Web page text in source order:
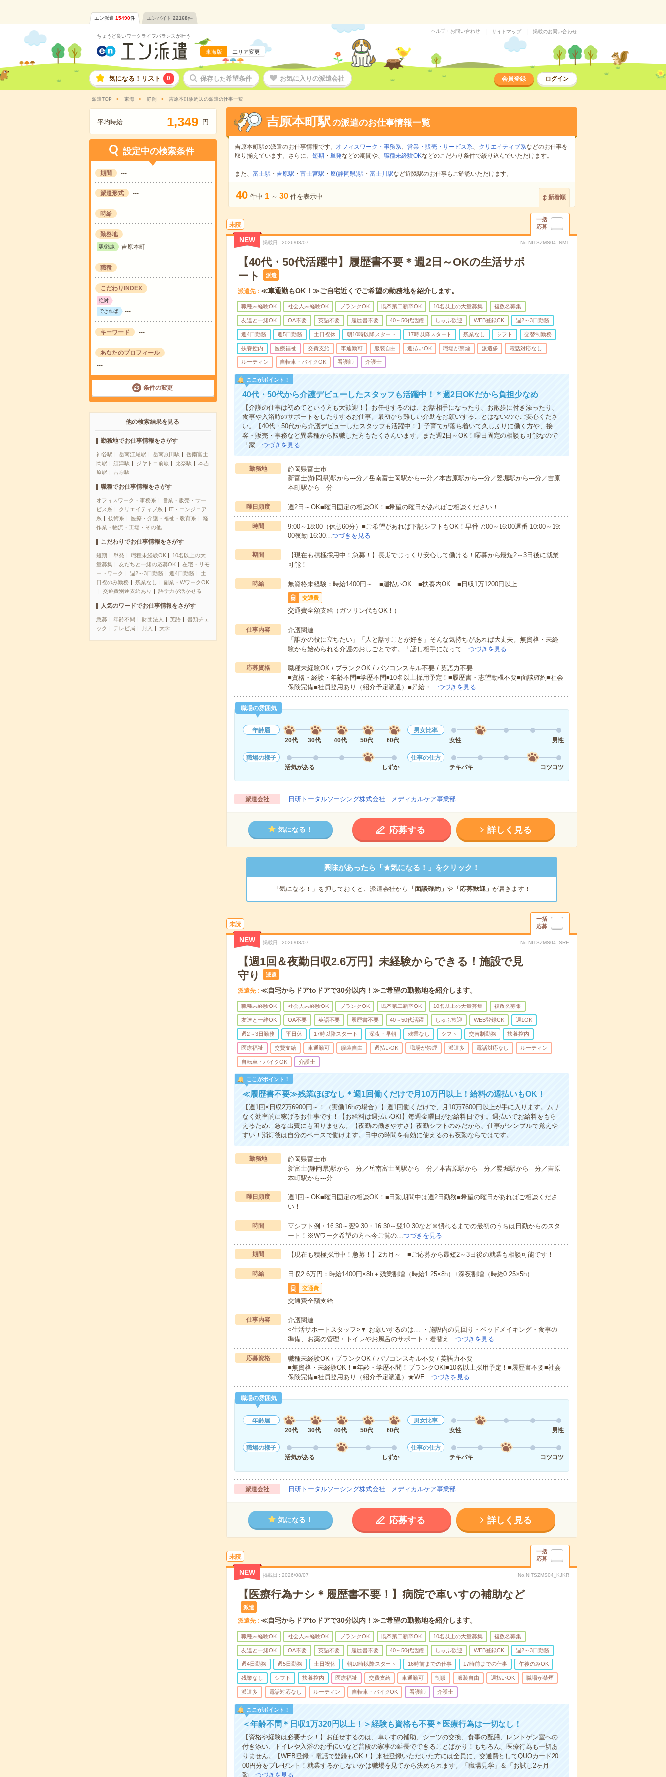
エン派遣 15490件 エンバイト 22168件
ちょうど良いワークライフバランスが叶う
東海版 エリア変更
ヘルプ・お問い合わせ サイトマップ 掲載のお問い合わせ
気になる！リスト 0 保存した希望条件 お気に入りの派遣会社 会員登録 ログイン
派遣TOP 東海 静岡 吉原本町駅周辺の派遣の仕事一覧
平均時給: 1,349 円
設定中の検索条件
期間 ---
派遣形式 ---
時給 ---
勤務地
駅/路線 吉原本町
職種 ---
こだわりINDEX
絶対 ---
できれば ---
キーワード ---
あなたのプロフィール
---
条件の変更
他の検索結果を見る
勤務地でお仕事情報をさがす
神谷駅 岳南江尾駅 岳南原田駅
岳南富士
岡駅
須津駅 ジヤトコ前駅 比奈駅
本吉
原駅
吉原駅
職種でお仕事情報をさがす
オフィスワーク・事務系
営業・販売・サー
ビス系
クリエイティブ系
IT・エンジニア
系
技術系 医療・介護・福祉・教育系
軽
作業・物流・工場・その他
こだわりでお仕事情報をさがす
短期 単発 職種未経験OK
10名以上の大
量募集
友だちと一緒の応募OK
在宅・リモ
ートワーク
週2～3日勤務 週4日勤務
土
日祝のみ勤務
残業なし
副業・WワークOK
交通費別途支給あり
語学力が活かせる
人気のワードでお仕事情報をさがす
急募 年齢不問 財団法人 英語
書類チェ
ック
テレビ局 封入 大学
吉原本町駅の派遣のお仕事情報一覧
吉原本町駅の派遣のお仕事情報です。 オフィスワーク・事務系、 営業・販売・サービス系、 クリエイティブ系などのお仕事を
取り揃えています。さらに、 短期 ・ 単発などの期間や、 職種未経験OKなどのこだわり条件で絞り込んでいただけます。
また、 富士駅 ・ 吉原駅 ・ 富士宮駅 ・ 原(静岡県)駅 ・ 富士川駅など近隣駅のお仕事もご確認いただけます。
40 件中 1 ～ 30 件を表示中 新着順
未読
一括
応募
NEW 掲載日 2026/08/07 No.NITSZMS04_NMT
【40代・50代活躍中】履歴書不要＊週2日～OKの生活サポ
ート
派遣
派遣先 ≪車通勤もOK！≫ご自宅近くでご希望の勤務地を紹介します。
職種未経験OK 社会人未経験OK ブランクOK 既卒第二新卒OK 10名以上の大量募集 複数名募集
友達と一緒OK OA不要 英語不要 履歴書不要 40～50代活躍 しゅふ歓迎 WEB登録OK 週2～3日勤務
週4日勤務 週5日勤務 土日祝休 朝10時以降スタート 17時以降スタート 残業なし シフト 交替制勤務
扶養控内 医療福祉 交費支給 車通勤可 服装自由 週払いOK 職場が禁煙 派遣多 電話対応なし
ルーティン 自転車・バイクOK 看護師 介護士
ここがポイント！
40代・50代から介護デビューしたスタッフも活躍中！＊週2日OKだから負担少なめ
【介護の仕事は初めてという方も大歓迎！】お任せするのは、お話相手になったり、お散歩に付き添ったり、
食事や入浴時のサポートをしたりするお仕事。最初から難しい介助をお願いすることはないのでご安心くださ
い。【40代・50代から介護デビューしたスタッフも活躍中！】子育てが落ち着いて久しぶりに働く方や、接
客・販売・事務など異業種から転職した方もたくさんいます。また週2日～OK！曜日固定の相談も可能なので
「家…つづきを見る
勤務地
静岡県富士市
新富士(静岡県)駅から---分／岳南富士岡駅から---分／本吉原駅から---分／竪堀駅から---分／吉原
本町駅から---分
曜日頻度 週2日～OK■曜日固定の相談OK！■希望の曜日があればご相談ください！
時間
9:00～18:00（休憩60分）■ご希望があれば下記シフトもOK！早番 7:00～16:00遅番 10:00～19:
00夜勤 16:30…つづきを見る
期間
【現在も積極採用中！急募！】長期でじっくり安心して働ける！応募から最短2～3日後に就業
可能！
時給 無資格未経験：時給1400円～ ■週払いOK ■扶養内OK ■日収1万1200円以上
交通費
交通費全額支給（ガソリン代もOK！）
仕事内容
介護関連
「誰かの役に立ちたい」「人と話すことが好き」そんな気持ちがあれば大丈夫。無資格・未経
験から始められる介護のおしごとです。「話し相手になって…つづきを見る
応募資格
職種未経験OK / ブランクOK / パソコンスキル不要 / 英語力不要
■資格・経験・年齢不問■学歴不問■10名以上採用予定！■履歴書・志望動機不要■面談確約■社会
保険完備■社員登用あり（紹介予定派遣）■昇給・…つづきを見る
職場の雰囲気
年齢層
20代
30代 40代 50代 60代
男女比率
女性
男性
職場の様子
活気がある
しずか
仕事の仕方
テキパキ
コツコツ
派遣会社 日研トータルソーシング株式会社 メディカルケア事業部
気になる！ 応募する 詳しく見る
興味があったら「★気になる！」をクリック！
「気になる！」を押しておくと、派遣会社から 「面談確約」 や「応募歓迎」 が届きます！
未読
一括
応募
NEW 掲載日 2026/08/07 No.NITSZMS04_SRE
【週1回＆夜勤日収2.6万円】未経験からできる！施設で見
守り
派遣
派遣先 ≪自宅からドアtoドアで30分以内！≫ご希望の勤務地を紹介します。
職種未経験OK 社会人未経験OK ブランクOK 既卒第二新卒OK 10名以上の大量募集 複数名募集
友達と一緒OK OA不要 英語不要 履歴書不要 40～50代活躍 しゅふ歓迎 WEB登録OK 週1OK
週2～3日勤務 平日休 17時以降スタート 深夜・早朝 残業なし シフト 交替制勤務 扶養控内
医療福祉 交費支給 車通勤可 服装自由 週払いOK 職場が禁煙 派遣多 電話対応なし ルーティン
自転車・バイクOK 介護士
ここがポイント！
≪履歴書不要≫残業ほぼなし＊週1回働くだけで月10万円以上！給料の週払いもOK！
【週1回×日収2万6900円～！（実働16hの場合）】週1回働くだけで、月10万7600円以上が手に入ります。ムリ
なく効率的に稼げるお仕事です！【お給料は週払いOK!】毎週金曜日がお給料日です。週払いでお給料をもら
えるため、急な出費にも困りません。【夜勤の働きやすさ】夜勤シフトのみだから、仕事がシンプルで覚えや
すい！消灯後は自分のペースで働けます。日中の時間を有効に使えるのも夜勤ならではです。
勤務地
静岡県富士市
新富士(静岡県)駅から---分／岳南富士岡駅から---分／本吉原駅から---分／竪堀駅から---分／吉原
本町駅から---分
曜日頻度
週1回～OK■曜日固定の相談OK！■日勤期間中は週2日勤務■希望の曜日があればご相談くださ
い！
時間
▽シフト例・16:30～翌9:30・16:30～翌10:30など※慣れるまでの最初のうちは日勤からのスタ
ート！※Wワーク希望の方へ今ご覧の…つづきを見る
期間 【現在も積極採用中！急募！】2カ月～ ■ご応募から最短2～3日後の就業も相談可能です！
時給 日収2.6万円：時給1400円×8h＋残業割増（時給1.25×8h）+深夜割増（時給0.25×5h）
交通費
交通費全額支給
仕事内容
介護関連
<生活サポートスタッフ>▼ お願いするのは… ・施設内の見回り・ベッドメイキング・食事の
準備、お薬の管理・トイレやお風呂のサポート・着替え…つづきを見る
応募資格
職種未経験OK / ブランクOK / パソコンスキル不要 / 英語力不要
■無資格・未経験OK！■年齢・学歴不問！ブランクOK!■10名以上採用予定！■履歴書不要■社会
保険完備■社員登用あり（紹介予定派遣）★WE…つづきを見る
職場の雰囲気
年齢層
20代
30代 40代 50代 60代
男女比率
女性
男性
職場の様子
活気がある
しずか
仕事の仕方
テキパキ
コツコツ
派遣会社 日研トータルソーシング株式会社 メディカルケア事業部
気になる！ 応募する 詳しく見る
未読
一括
応募
NEW 掲載日 2026/08/07 No.NITSZMS04_KJKR
【医療行為ナシ＊履歴書不要！】病院で車いすの補助など
派遣
派遣先 ≪自宅からドアtoドアで30分以内！≫ご希望の勤務地を紹介します。
職種未経験OK 社会人未経験OK ブランクOK 既卒第二新卒OK 10名以上の大量募集 複数名募集
友達と一緒OK OA不要 英語不要 履歴書不要 40～50代活躍 しゅふ歓迎 WEB登録OK 週2～3日勤務
週4日勤務 週5日勤務 土日祝休 朝10時以降スタート 16時前までの仕事 17時前までの仕事 午後のみOK
残業なし シフト 扶養控内 医療福祉 交費支給 車通勤可 制服 服装自由 週払いOK 職場が禁煙
派遣多 電話対応なし ルーティン 自転車・バイクOK 看護師 介護士
ここがポイント！
＜年齢不問＊日収1万320円以上！＞経験も資格も不要＊医療行為は一切なし！
【資格や経験は必要ナシ！】お任せするのは、車いすの補助、シーツの交換、食事の配膳、レントゲン室への
付き添い、トイレや入浴のお手伝いなど普段の家事の延長でできることばかり！もちろん、医療行為も一切あ
りません。【WEB登録・電話で登録もOK！】来社登録いただいた方には全員に、交通費としてQUOカード20
00円分をプレゼント！就業するかしないかは職場を見てから決められます。「職場見学」＆「お試し2ヶ月
勤…つづきを見る